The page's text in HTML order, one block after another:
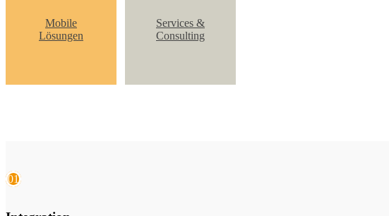
Mobile
Lösungen
Services &
Consulting
01